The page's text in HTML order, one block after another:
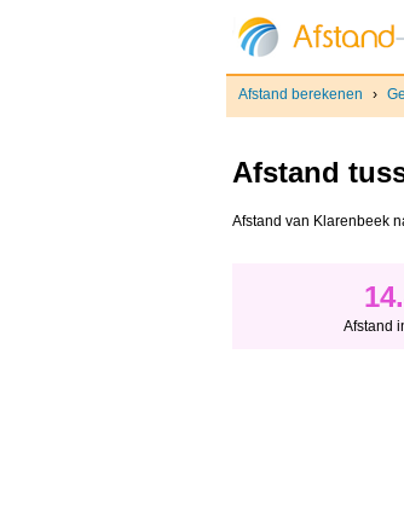
Afstand berekenen ›
Afstand
Afstand van Klarenbeek
Afstand